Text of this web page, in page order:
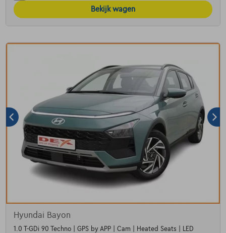
Bekijk wagen
Hyundai Bayon
1.0 T-GDi 90 Techno | GPS by APP | Cam | Heated Seats | LED